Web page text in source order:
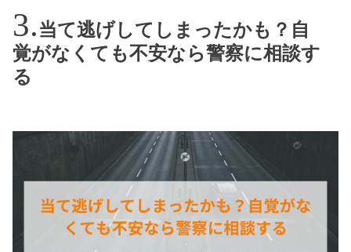
当て逃げしてしまったかも？自
覚がなくても不安なら警察に相談す
る